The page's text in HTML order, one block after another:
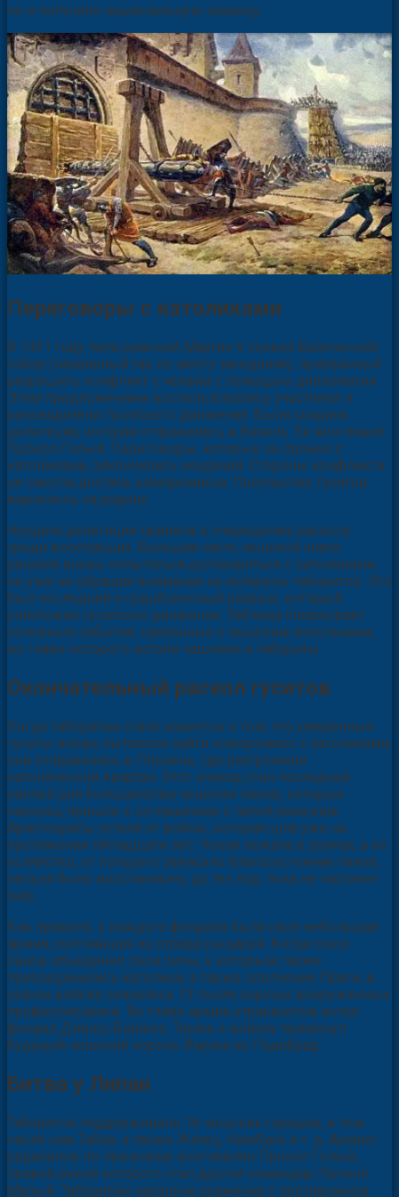
но и получило национальную окраску.
Переговоры с католиками
В 1431 году папа римский Мартин V созвал Базельский
собор (названный так по месту заседания), призванный
разрешить конфликт с чехами с помощью дипломатии.
Этим предложением воспользовались участники и
руководители гуситского движения. Была создана
делегация, которая отправилась в Базель. Ее возглавил
Прокоп Голый. Переговоры, которые он провел с
католиками, закончились неудачей. Стороны конфликта
не смогли достичь компромисса. Посольство гуситов
вернулось на родину.
Неудача делегации привела к очередному расколу
среди восставших. Большая часть чешской знати
решила вновь попытаться договориться с католиками,
но уже не обращая внимания на интересы таборитов. Это
был последний и судьбоносный разрыв, который
уничтожил гуситское движение. Таблица показывает
основные события, связанные с чешским восстанием,
во главе которого встали чашники и табориты.
Окончательный раскол гуситов
Когда таборитам стало известно о том, что умеренные
гуситы вновь пытаются найти компромисс с католиками,
они отправились в Пльзень, где разгромили
католический квартал. Этот эпизод стал последней
каплей для большинства чешских панов, которые
наконец пришли к соглашению с папой римским.
Аристократы устали от войны, которая шла уже на
протяжении пятнадцати лет. Чехия лежала в руинах, а ее
хозяйство, от которого зависело благосостояние панов,
нельзя было восстановить до тех пор, пока не настанет
мир.
Как правило, у каждого феодала была своя небольшая
армия, состоявшая из отряда рыцарей. Когда союз
панов объединил свои силы, к которым также
присоединились католики, а также ополчение Праги, в
новом войске оказалось 13 тысяч хорошо вооруженных
профессионалов. Во главе армии утраквистов встал
феодал Дивиш Боржек. Также к войску примкнул
будущий чешский король Йиржи из Подебрад.
Битва у Липан
Таборитов поддерживало 16 чешских городов, в том
числе сам Табор, а также Жатец, Нимбурк и т. д. Армию
радикалов по-прежнему возглавлял Прокоп Голый,
правой рукой которого стал другой командир Прокоп
Малый. Таборитам накануне сражения с противником